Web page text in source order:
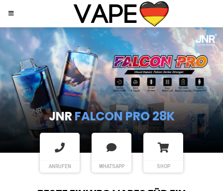
JNRSHISHA HOOKAH MAX
ANRUFEN WHATSAPP SHOP